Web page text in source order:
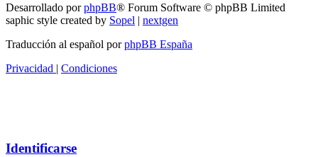
Desarrollado porphpBB® Forum Software © phpBB Limited
saphic style created by Sopel | nextgen
Traducción al español porphpBB España
Privacidad | Condiciones
Identificarse